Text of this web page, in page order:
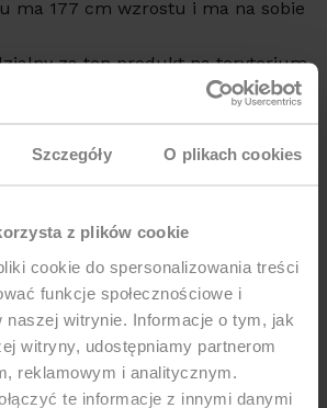
Szczegóły O plikach cookies
z plików cookie
cookie do spersonalizowania treści
funkcje społecznościowe i
naszej witrynie. Informacje o tym, jak
witryny, udostępniamy partnerom
reklamowym i analitycznym.
te informacje z innymi danymi
ma 177 cm wzrostu i ma na sobie
za ten produkt na terytorium
Lipowa 22/24, 42-202 Częstochowa,
+48 535 123 772, e-mail:
-32%